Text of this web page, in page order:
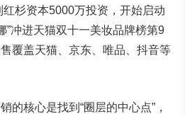
杉资本5000万投资，开始启动
”冲进天猫双十一美妆品牌榜第9
覆盖天猫、京东、唯品、抖音等
核心是找到“圈层的中心点”，